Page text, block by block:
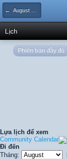
← August 2025
Lịch
Lựa lịch để xem
Community Calendar
Đi đến
Tháng:
Phiên bản đầy đủ